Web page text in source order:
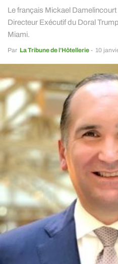
Le français Mickael
Directeur Exécutif du Doral
Miami.
Par La Tribune de l’Hôtellerie - 10